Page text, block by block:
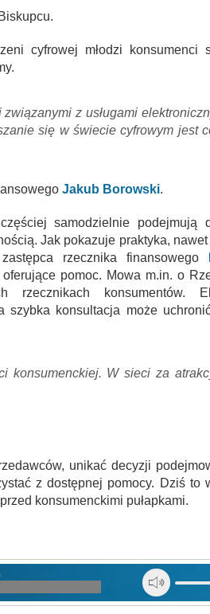
cyfrowej młodzi konsumenci
z usługami
się w świecie cyfrowym jest
Jakub Borowski.
samodzielnie podejmują
Jak pokazuje praktyka, nawet
rzecznika finansowego
pomoc. Mowa m.in. o
rzecznikach konsumentów.
szybka konsultacja może
konsumenckiej. W sieci za
unikać decyzji
z dostępnej pomocy. Dziś to
konsumenckimi pułapkami.